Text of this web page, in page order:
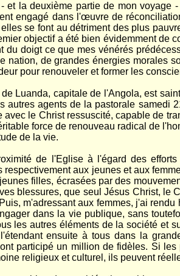
et la deuxième partie de mon
engagé dans l'œuvre de
se font au détriment des plus
objectif a été bien évidemment de
du doigt ce que mes vénérés
nation, de grandes énergies morales
pour renouveler et former les
Luanda, capitale de l'Angola, est
autres agents de la pastorale
avec le Christ ressuscité, capable de
force de renouveau radical de
de la vie.
de l'Eglise à l'égard des
respectivement aux jeunes et aux
filles, écrasées par des
blessures, que seul Jésus Christ, le
m'adressant aux femmes, j'ai
dans la vie publique, sans
les autres éléments de la société et
ensuite à tous dans la
participé un million de fidèles. Si
religieux et culturel, ils peuvent